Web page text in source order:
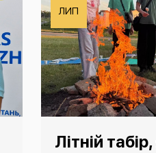
ЛИП
Літній